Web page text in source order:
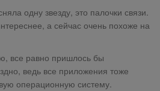
одну звезду, это палочки связи.
а сейчас очень похоже на
все равно пришлось бы
ведь все приложения тоже
операционную систему.